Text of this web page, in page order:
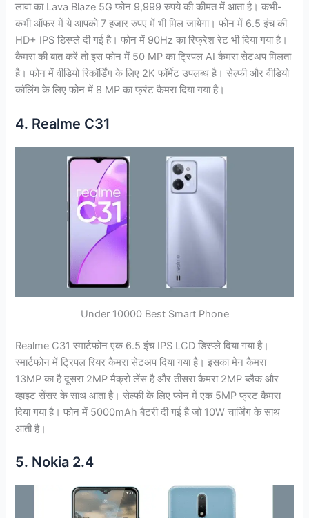
लावा का Lava Blaze 5G फोन 9,999 रुपये की कीमत में आता है। कभी-
कभी ऑफर में ये आपको 7 हजार रुपए में भी मिल जायेगा। फोन में 6.5 इंच की
HD+ IPS डिस्प्ले दी गई है। फोन में 90Hz का रिफ्रेश रेट भी दिया गया है।
कैमरा की बात करें तो इस फोन में 50 MP का ट्रिपल AI कैमरा सेटअप मिलता
है। फोन में वीडियो रिकॉर्डिंग के लिए 2K फॉर्मेट उपलब्ध है। सेल्फी और वीडियो
कॉलिंग के लिए फोन में 8 MP का फ्रंट कैमरा दिया गया है।
4. Realme C31
Under 10000 Best Smart Phone
Realme C31 स्मार्टफोन एक 6.5 इंच IPS LCD डिस्प्ले दिया गया है।
स्मार्टफोन में ट्रिपल रियर कैमरा सेटअप दिया गया है। इसका मेन कैमरा
13MP का है दूसरा 2MP मैक्रो लेंस है और तीसरा कैमरा 2MP ब्लैक और
व्हाइट सेंसर के साथ आता है। सेल्फी के लिए फोन में एक 5MP फ्रंट कैमरा
दिया गया है। फोन में 5000mAh बैटरी दी गई है जो 10W चार्जिंग के साथ
आती है।
5. Nokia 2.4